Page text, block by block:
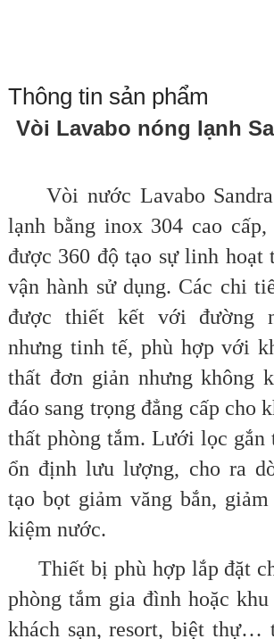
Thông tin sản phẩm
Vòi Lavabo nóng lạnh
Vòi nước Lavabo
lạnh bằng inox 304 cao
được 360 độ tạo sự linh hoạt
vận hành sử dụng. Các chi
được thiết kết với đường
nhưng tinh tế, phù hợp với
thất đơn giản nhưng không
đáo sang trọng đẳng cấp cho
thất phòng tắm. Lưới lọc gắn
ổn định lưu lượng, cho ra
tạo bọt giảm văng bắn,
kiệm nước.
Thiết bị phù hợp lắp đặt
phòng tắm gia đình hoặc
khách sạn, resort, biệt thự…